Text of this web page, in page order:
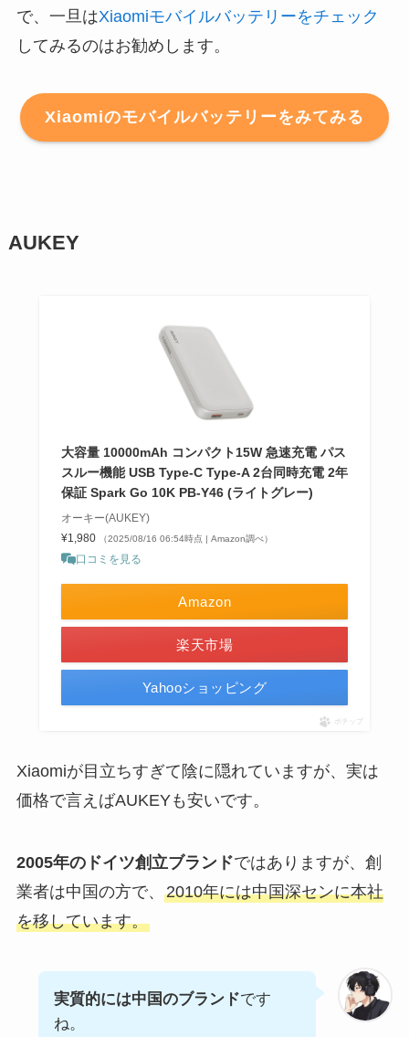
で、一旦はXiaomiモバイルバッテリーをチェック
してみるのはお勧めします。
Xiaomiのモバイルバッテリーをみてみる
AUKEY
大容量 10000mAh コンパクト15W 急速充電 パス
スルー機能 USB Type-C Type-A 2台同時充電 2年
保証 Spark Go 10K PB-Y46 (ライトグレー)
オーキー(AUKEY)
¥1,980
（2025/08/16 06:54時点 | Amazon調べ）
口コミを見る
Amazon
楽天市場
Yahooショッピング
ポチップ
Xiaomiが目立ちすぎて陰に隠れていますが、実は
価格で言えばAUKEYも安いです。
2005年のドイツ創立ブランドではありますが、創
業者は中国の方で、 2010年には中国深センに本社
を移しています。
実質的には中国のブランドです
ね。